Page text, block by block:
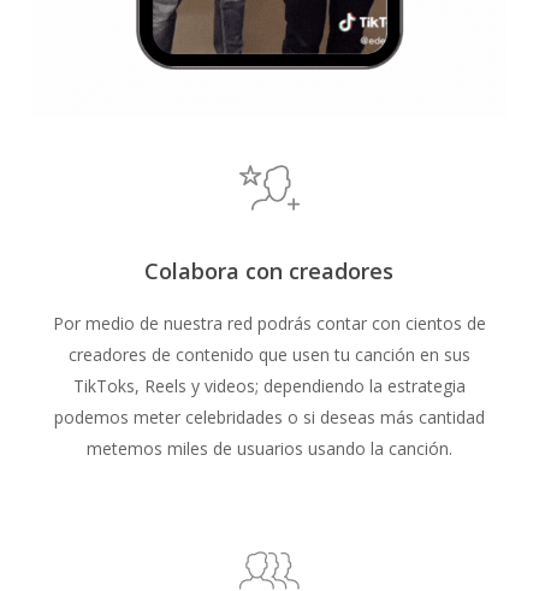
Colabora con creadores
Por medio de nuestra red podrás contar con cientos de
creadores de contenido que usen tu canción en sus
TikToks, Reels y videos; dependiendo la estrategia
podemos meter celebridades o si deseas más cantidad
metemos miles de usuarios usando la canción.